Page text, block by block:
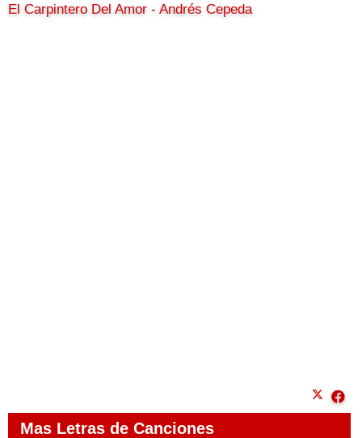
El Carpintero Del Amor - Andrés Cepeda
Mas Letras de Canciones